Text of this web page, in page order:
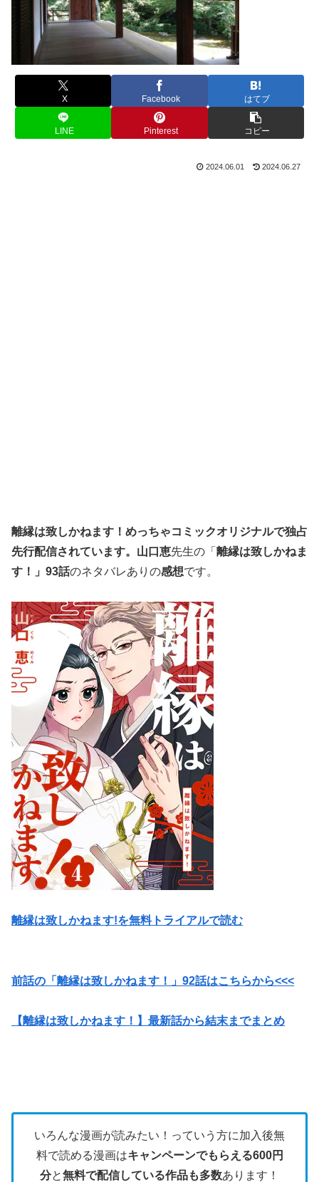
X Facebook はてブ
LINE Pinterest コピー
2024.06.01 2024.06.27
離縁は致しかねます！ めっちゃコミックオリジナルで独占
先行配信されています。 山口恵先生の「 離縁は致しかねま
す！」93話のネタバレありの感想です。
離縁は致しかねます!を無料トライアルで読む
前話の「離縁は致しかねます！」92話はこちらから<<<
【離縁は致しかねます！】最新話から結末までまとめ
いろんな漫画が読みたい！っていう方に加入後無
料で読める漫画はキャンペーンでもらえる600円
分と無料で配信している作品も多数あります！